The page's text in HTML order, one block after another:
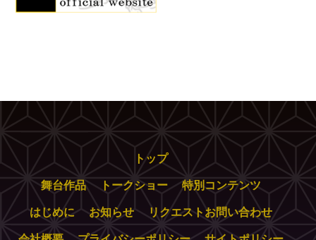
トップ
舞台作品
トークショー
特別コンテンツ
はじめに
お知らせ
リクエストお問い合わせ